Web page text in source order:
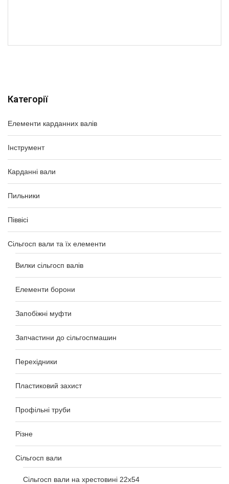
Категорії
Елементи карданних валів
Інструмент
Карданні вали
Пильники
Піввісі
Сільгосп вали та їх елементи
Вилки сільгосп валів
Елементи борони
Запобіжні муфти
Запчастини до сільгоспмашин
Перехідники
Пластиковий захист
Профільні труби
Різне
Сільгосп вали
Сільгосп вали на хрестовині 22х54